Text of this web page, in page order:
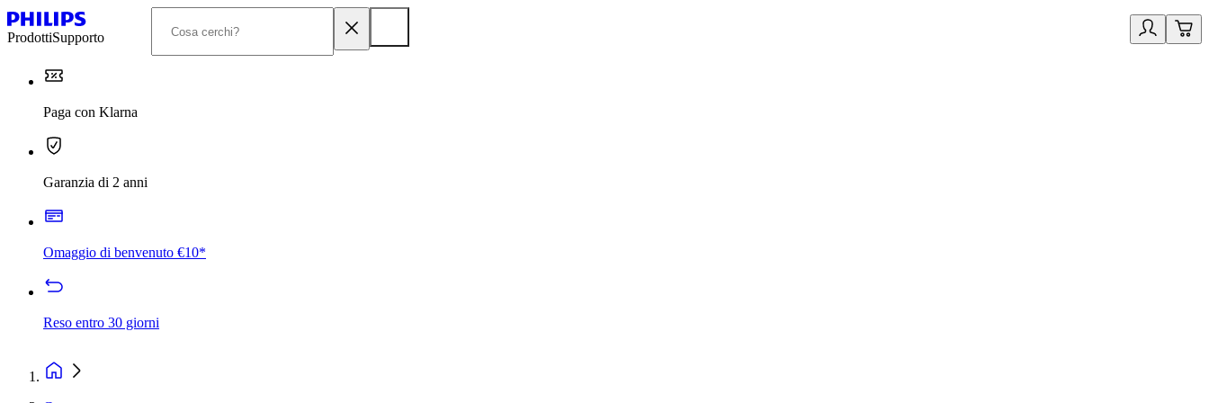
ProdottiSupporto
Paga con Klarna
Garanzia di 2 anni
Omaggio di benvenuto €10*
Reso entro 30 giorni